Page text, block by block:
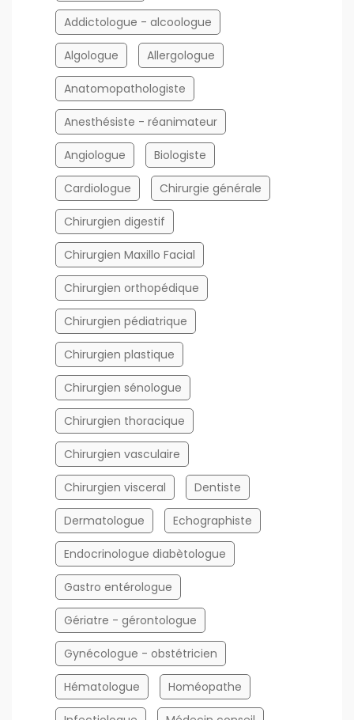
Addictologue - alcoologue
Algologue Allergologue
Anatomopathologiste
Anesthésiste - réanimateur
Angiologue Biologiste
Cardiologue Chirurgie générale
Chirurgien digestif
Chirurgien Maxillo Facial
Chirurgien orthopédique
Chirurgien pédiatrique
Chirurgien plastique
Chirurgien sénologue
Chirurgien thoracique
Chirurgien vasculaire
Chirurgien visceral Dentiste
Dermatologue Echographiste
Endocrinologue diabètologue
Gastro entérologue
Gériatre - gérontologue
Gynécologue - obstétricien
Hématologue Homéopathe